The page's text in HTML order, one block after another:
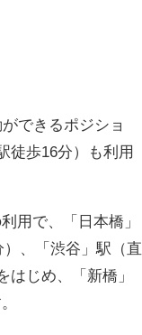
できるポジショ
徒歩16分）も利用
用で、「日本橋」
、「渋谷」駅（直
じめ、「新橋」